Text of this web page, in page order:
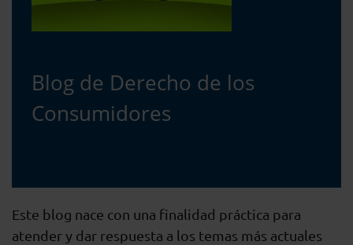
Blog de Derecho de los
Consumidores
Este blog nace con una finalidad práctica para
atender y dar respuesta a los temas más actuales